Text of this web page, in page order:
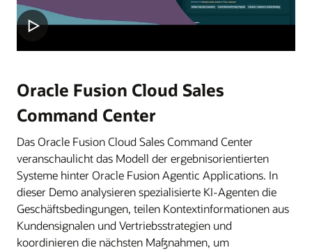
Oracle Fusion Cloud Sales
Command Center
Das Oracle Fusion Cloud Sales Command Center
veranschaulicht das Modell der ergebnisorientierten
Systeme hinter Oracle Fusion Agentic Applications. In
dieser Demo analysieren spezialisierte KI-Agenten die
Geschäftsbedingungen, teilen Kontextinformationen aus
Kundensignalen und Vertriebsstrategien und
koordinieren die nächsten Maßnahmen, um